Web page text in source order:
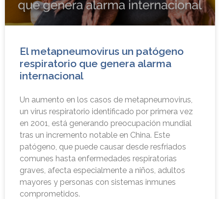
El metapneumovirus un patógeno
respiratorio que genera alarma
internacional
Un aumento en los casos de metapneumovirus,
un virus respiratorio identificado por primera vez
en 2001, está generando preocupación mundial
tras un incremento notable en China. Este
patógeno, que puede causar desde resfriados
comunes hasta enfermedades respiratorias
graves, afecta especialmente a niños, adultos
mayores y personas con sistemas inmunes
comprometidos.